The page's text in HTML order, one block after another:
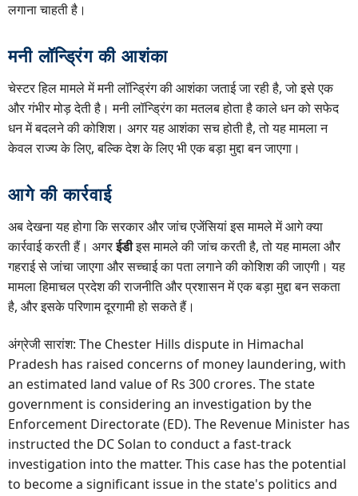
लगाना चाहती है।
मनी लॉन्ड्रिंग की आशंका
चेस्टर हिल मामले में मनी लॉन्ड्रिंग की आशंका जताई जा रही है, जो इसे एक
और गंभीर मोड़ देती है। मनी लॉन्ड्रिंग का मतलब होता है काले धन को सफेद
धन में बदलने की कोशिश। अगर यह आशंका सच होती है, तो यह मामला न
केवल राज्य के लिए, बल्कि देश के लिए भी एक बड़ा मुद्दा बन जाएगा।
आगे की कार्रवाई
अब देखना यह होगा कि सरकार और जांच एजेंसियां इस मामले में आगे क्या
कार्रवाई करती हैं। अगरईडीइस मामले की जांच करती है, तो यह मामला और
गहराई से जांचा जाएगा और सच्चाई का पता लगाने की कोशिश की जाएगी। यह
मामला हिमाचल प्रदेश की राजनीति और प्रशासन में एक बड़ा मुद्दा बन सकता
है, और इसके परिणाम दूरगामी हो सकते हैं।
अंग्रेजी सारांश: The Chester Hills dispute in Himachal
Pradesh has raised concerns of money laundering, with
an estimated land value of Rs 300 crores. The state
government is considering an investigation by the
Enforcement Directorate (ED). The Revenue Minister has
instructed the DC Solan to conduct a fast-track
investigation into the matter. This case has the potential
to become a significant issue in the state's politics and